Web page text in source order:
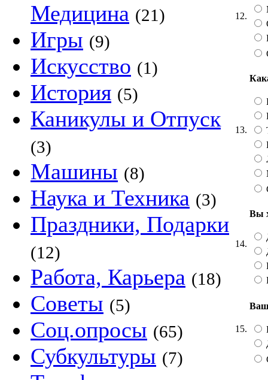
Медицина (21)
Игры (9)
Искусство (1)
История (5)
Каникулы и Отпуск
(3)
Машины (8)
Наука и Техника (3)
Праздники, Подарки
(12)
Работа, Карьера (18)
Советы (5)
Соц.опросы (65)
Субкультуры (7)
12.
13.
14.
Вы
15.
Ваш